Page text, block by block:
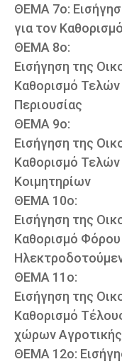
ΘΕΜΑ 7ο:
για τον
ΘΕΜΑ 8ο:
Εισήγηση της
Καθορισμό Τελών
Περιουσίας
ΘΕΜΑ 9ο:
Εισήγηση της
Καθορισμό
Κοιμητηρίων
ΘΕΜΑ 10ο:
Εισήγηση της
Καθορισμό Φόρου
ΘΕΜΑ 11ο:
Εισήγηση της
Καθορισμό
χώρων
ΘΕΜΑ 12ο: